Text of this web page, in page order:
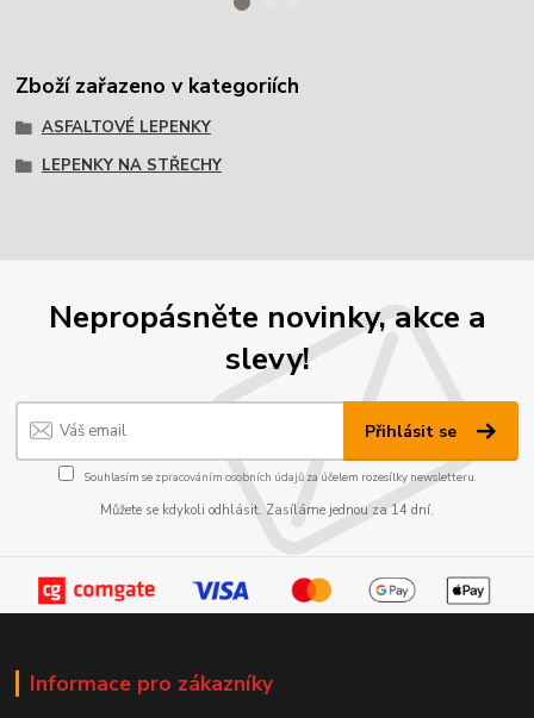
Zboží zařazeno v kategoriích
ASFALTOVÉ LEPENKY
LEPENKY NA STŘECHY
Nepropásněte novinky, akce a
slevy!
Přihlásit se
Souhlasím se zpracováním osobních údajůza účelem rozesílky newsletteru.
Můžete se kdykoli odhlásit. Zasíláme jednou za 14 dní.
Informace pro zákazníky